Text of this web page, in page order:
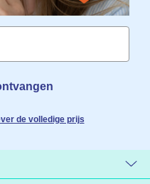
de volledige prijs